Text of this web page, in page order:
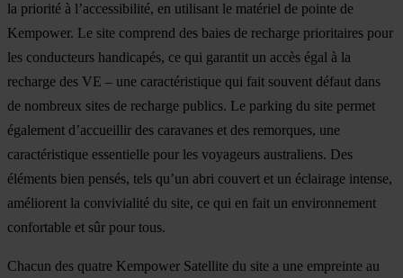
la priorité à l’accessibilité, en utilisant le matériel de pointe de
Kempower. Le site comprend des baies de recharge prioritaires pour
les conducteurs handicapés, ce qui garantit un accès égal à la
recharge des VE – une caractéristique qui fait souvent défaut dans
de nombreux sites de recharge publics. Le parking du site permet
également d’accueillir des caravanes et des remorques, une
caractéristique essentielle pour les voyageurs australiens. Des
éléments bien pensés, tels qu’un abri couvert et un éclairage intense,
améliorent la convivialité du site, ce qui en fait un environnement
confortable et sûr pour tous.
Chacun des quatre Kempower Satellite du site a une empreinte au